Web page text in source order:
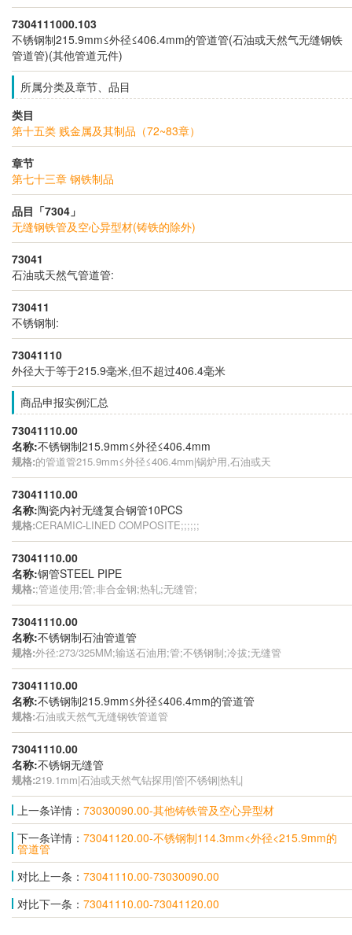
7304111000.103
不锈钢制215.9mm≤外径≤406.4mm的管道管(石油或天然气无缝钢铁
管道管)(其他管道元件)
所属分类及章节、品目
类目
第十五类 贱金属及其制品（72~83章）
章节
第七十三章 钢铁制品
品目「7304」
无缝钢铁管及空心异型材(铸铁的除外)
73041
石油或天然气管道管:
730411
不锈钢制:
73041110
外径大于等于215.9毫米,但不超过406.4毫米
商品申报实例汇总
73041110.00
名称:不锈钢制215.9mm≤外径≤406.4mm
规格:的管道管215.9mm≤外径≤406.4mm|锅炉用,石油或天
73041110.00
名称:陶瓷内衬无缝复合钢管10PCS
规格:CERAMIC-LINED COMPOSITE;;;;;;
73041110.00
名称:钢管STEEL PIPE
规格:;管道使用;管;非合金钢;热轧;无缝管;
73041110.00
名称:不锈钢制石油管道管
规格:外径:273/325MM;输送石油用;管;不锈钢制;冷拔;无缝管
73041110.00
名称:不锈钢制215.9mm≤外径≤406.4mm的管道管
规格:石油或天然气无缝钢铁管道管
73041110.00
名称:不锈钢无缝管
规格:219.1mm|石油或天然气钻探用|管|不锈钢|热轧|
上一条详情： 73030090.00-其他铸铁管及空心异型材
下一条详情： 73041120.00-不锈钢制114.3mm<外径<215.9mm的
管道管
对比上一条： 73041110.00-73030090.00
对比下一条： 73041110.00-73041120.00